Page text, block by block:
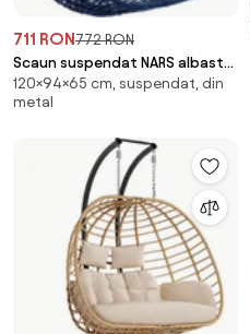
711 RON772 RON
Scaun suspendat NARS albastru
inchis fara suport
120×94×65 cm, suspendat, din
metal